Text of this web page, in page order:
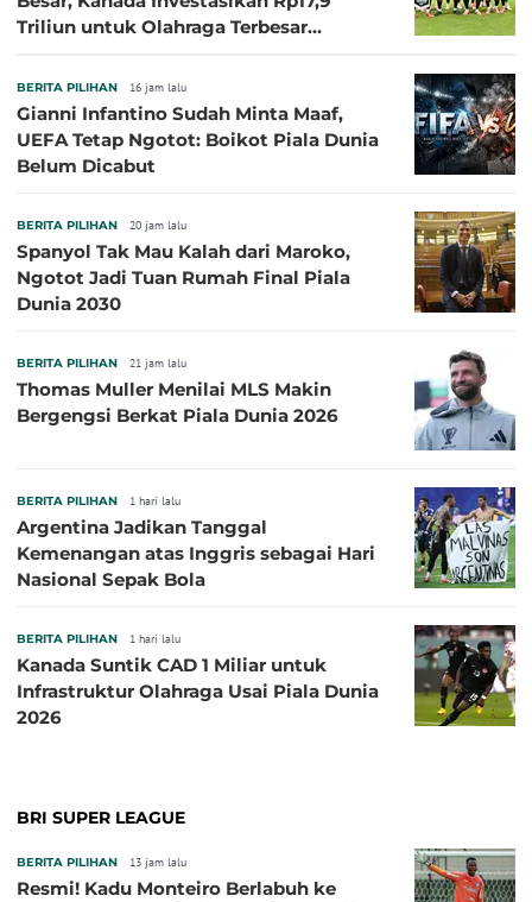
Triliun untuk Olahraga Terbesar
BERITA PILIHAN 16 jam lalu
Gianni Infantino Sudah Minta Maaf,
UEFA Tetap Ngotot: Boikot Piala Dunia
Belum Dicabut
BERITA PILIHAN 20 jam lalu
Spanyol Tak Mau Kalah dari Maroko,
Ngotot Jadi Tuan Rumah Final Piala
Dunia 2030
BERITA PILIHAN 21 jam lalu
Thomas Muller Menilai MLS Makin
Bergengsi Berkat Piala Dunia 2026
BERITA PILIHAN 1 hari lalu
Argentina Jadikan Tanggal
Kemenangan atas Inggris sebagai Hari
Nasional Sepak Bola
BERITA PILIHAN 1 hari lalu
Kanada Suntik CAD 1 Miliar untuk
Infrastruktur Olahraga Usai Piala Dunia
2026
BRI SUPER LEAGUE
BERITA PILIHAN 13 jam lalu
Resmi! Kadu Monteiro Berlabuh ke